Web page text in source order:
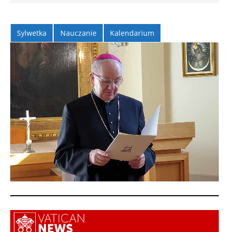
Sylwetka Nauczanie Kalendarium